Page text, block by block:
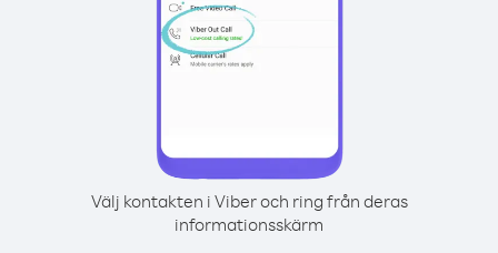
Välj kontakten i Viber och ring från deras
informationsskärm